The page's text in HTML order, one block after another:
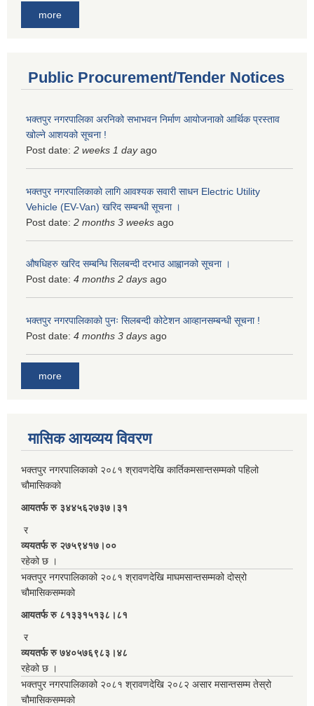
more
Public Procurement/Tender Notices
भक्तपुर नगरपालिका अरनिको सभाभवन निर्माण आयोजनाको आर्थिक प्रस्ताव
खोल्ने आशयको सूचना !
Post date: 2 weeks 1 dayago
भक्तपुर नगरपालिकाकाे लागि आवश्यक सवारी साधन Electric Utility
Vehicle (EV-Van) खरिद सम्बन्धी सूचना ।
Post date: 2 months 3 weeks ago
औषधिहरु खरिद सम्बन्धि सिलबन्दी दरभाउ आह्वानको सूचना ।
Post date: 4 months 2 days ago
भक्तपुर नगरपालिकाको पुनः सिलबन्दी कोटेशन आव्हानसम्बन्धी सूचना !
Post date: 4 months 3 days ago
more
मासिक आयव्यय विवरण
भक्तपुर नगरपालिकाको २०८१ श्रावणदेखि कार्तिकमसान्तसम्मको पहिलो
चौमासिकको
आयतर्फ रु‌ ३४४५६२७३७।३१
र
व्ययतर्फ रु २७५९४१७।००
रहेको छ ।
भक्तपुर नगरपालिकाको २०८१ श्रावणदेखि माघमसान्तसम्मको दोस्रो
चौमासिकसम्मको
आयतर्फ रु‌ ८१३३१५१३८।८१
र
व्ययतर्फ रु ७४०५७६९८३।४८
रहेको छ ।
भक्तपुर नगरपालिकाको २०८१ श्रावणदेखि २०८२ असार मसान्तसम्म तेस्रो
चौमासिकसम्मको